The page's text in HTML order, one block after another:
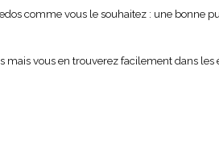
comme vous le souhaitez : une bonne
mais vous en trouverez facilement dans les